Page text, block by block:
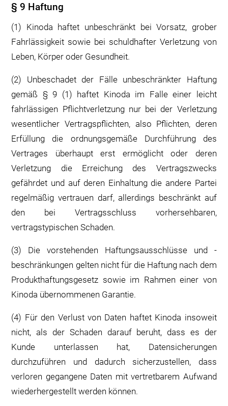
§ 9 Haftung
(1) Kinoda haftet unbeschränkt bei Vorsatz, grober
Fahrlässigkeit sowie bei schuldhafter Verletzung von
Leben, Körper oder Gesundheit.
(2) Unbeschadet der Fälle unbeschränkter Haftung
gemäß § 9 (1) haftet Kinoda im Falle einer leicht
fahrlässigen Pflichtverletzung nur bei der Verletzung
wesentlicher Vertragspflichten, also Pflichten, deren
Erfüllung die ordnungsgemäße Durchführung des
Vertrages überhaupt erst ermöglicht oder deren
Verletzung die Erreichung des Vertragszwecks
gefährdet und auf deren Einhaltung die andere Partei
regelmäßig vertrauen darf, allerdings beschränkt auf
den bei Vertragsschluss vorhersehbaren,
vertragstypischen Schaden.
(3) Die vorstehenden Haftungsausschlüsse und -
beschränkungen gelten nicht für die Haftung nach dem
Produkthaftungsgesetz sowie im Rahmen einer von
Kinoda übernommenen Garantie.
(4) Für den Verlust von Daten haftet Kinoda insoweit
nicht, als der Schaden darauf beruht, dass es der
Kunde unterlassen hat, Datensicherungen
durchzuführen und dadurch sicherzustellen, dass
verloren gegangene Daten mit vertretbarem Aufwand
wiederhergestellt werden können.